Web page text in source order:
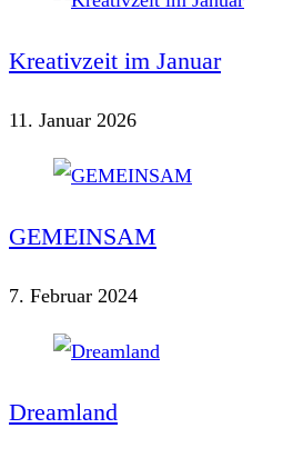
Kreativzeit im Januar
11. Januar 2026
GEMEINSAM
7. Februar 2024
Dreamland